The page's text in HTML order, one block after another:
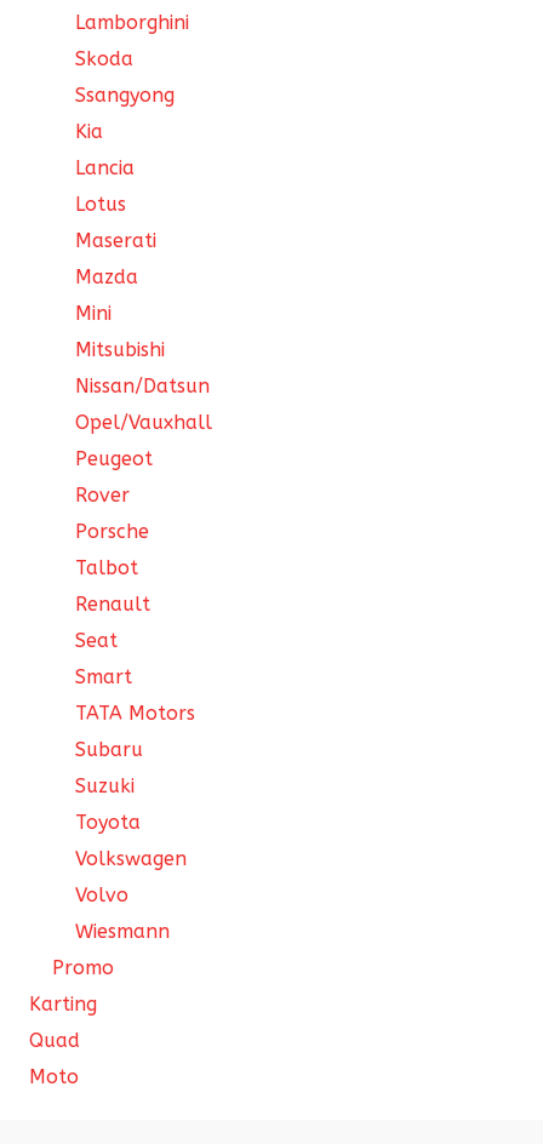
Lamborghini
Skoda
Ssangyong
Kia
Lancia
Lotus
Maserati
Mazda
Mini
Mitsubishi
Nissan/Datsun
Opel/Vauxhall
Peugeot
Rover
Porsche
Talbot
Renault
Seat
Smart
TATA Motors
Subaru
Suzuki
Toyota
Volkswagen
Volvo
Wiesmann
Promo
Karting
Quad
Moto